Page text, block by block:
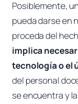
Posiblemente,
pueda darse en
proceda del
implica
tecnología o el
del personal
se encuentra y